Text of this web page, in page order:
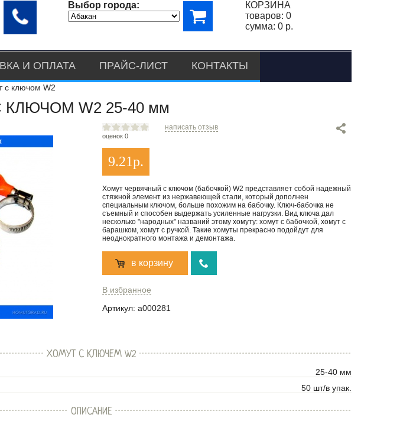
Выбор города:
КОРЗИНА
товаров: 0
сумма: 0 р.
И ОПЛАТА ПРАЙС-ЛИСТ КОНТАКТЫ
с ключом W2
W2 25-40 мм
оценок 0
написать отзыв
9.21р.
Хомут червячный с ключом (бабочкой) W2 представляет собой надежный
стяжной элемент из нержавеющей стали, который дополнен
специальным ключом, больше похожим на бабочку. Ключ-бабочка не
съемный и способен выдержать усиленные нагрузки. Вид ключа дал
несколько "народных" названий этому хомуту: хомут с бабочкой, хомут с
барашком, хомут с ручкой. Такие хомуты прекрасно подойдут для
неоднократного монтажа и демонтажа.
в корзину
В избранное
Артикул: a000281
ХОМУТ С КЛЮЧЕМ W2
25-40 мм
50 шт/в упак.
ОПИСАНИЕ